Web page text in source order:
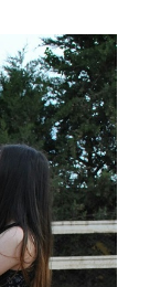
de